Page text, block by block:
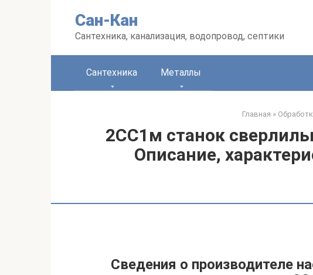
Сан-Кан
Сантехника, канализация, водопровод, септики
Сантехника Металлы
Главная »
2СС1м станок
Описание,
Сведения о производителе